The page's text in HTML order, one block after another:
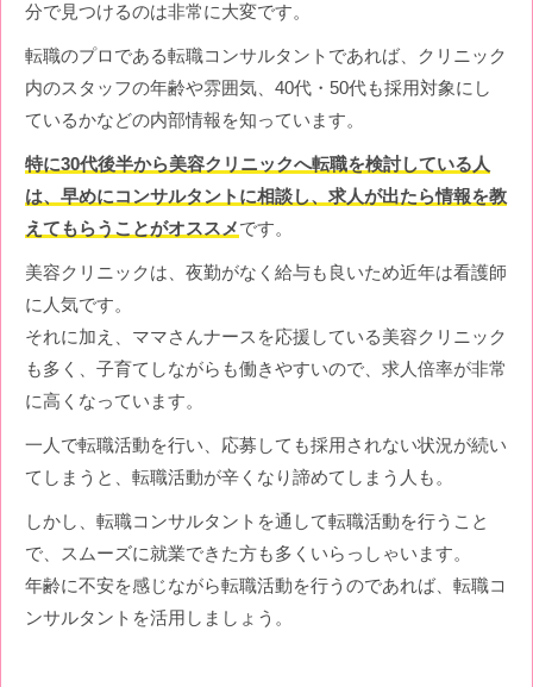
分で見つけるのは非常に大変です。
転職のプロである転職コンサルタントであれば、クリニック
内のスタッフの年齢や雰囲気、40代・50代も採用対象にし
ているかなどの内部情報を知っています。
特に30代後半から美容クリニックへ転職を検討している人
は、早めにコンサルタントに相談し、求人が出たら情報を教
えてもらうことがオススメです。
美容クリニックは、夜勤がなく給与も良いため近年は看護師
に人気です。
それに加え、ママさんナースを応援している美容クリニック
も多く、子育てしながらも働きやすいので、求人倍率が非常
に高くなっています。
一人で転職活動を行い、応募しても採用されない状況が続い
てしまうと、転職活動が辛くなり諦めてしまう人も。
しかし、転職コンサルタントを通して転職活動を行うこと
で、スムーズに就業できた方も多くいらっしゃいます。
年齢に不安を感じながら転職活動を行うのであれば、転職コ
ンサルタントを活用しましょう。